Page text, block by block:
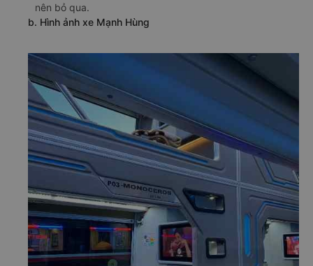
nên bỏ qua.
b. Hình ảnh xe Mạnh Hùng